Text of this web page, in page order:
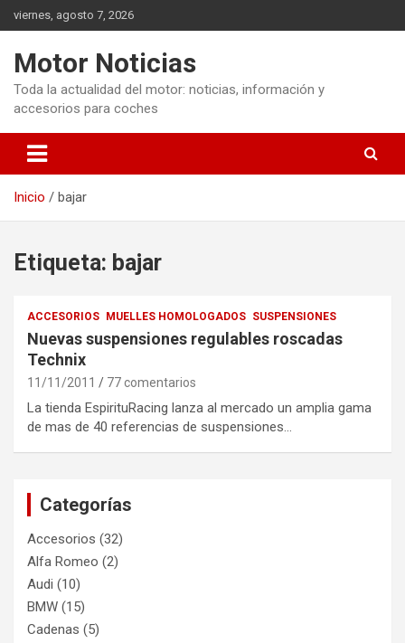
Saltar
al
viernes, agosto 7, 2026
Motor Noticias
Toda la actualidad del motor: noticias, información y
accesorios para coches
Inicio bajar
Etiqueta: bajar
ACCESORIOS MUELLES HOMOLOGADOS SUSPENSIONES
Nuevas suspensiones regulables roscadas
Technix
11/11/2011 77 comentarios
La tienda EspirituRacing lanza al mercado un amplia gama
de mas de 40 referencias de suspensiones…
Categorías
Accesorios (32)
Alfa Romeo (2)
Audi (10)
BMW (15)
Cadenas (5)